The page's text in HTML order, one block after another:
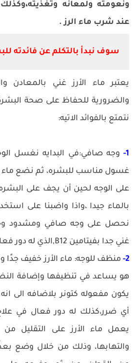
ونعومته ولمعانه
عند شرب ماء الرز .
سوف نبدأ بالتكلم عن فائدته
يعتبر ماء الأرز غني بالمعادن
والضرورية للحفاظ على صحة
نتمتع بالفوائد الاتيه:
1-
وجه صافي:في البدايه نغسل
غسول مناسب للبشره، ثم نضع ماء
على الوجه لحين أن يجف على
بالماء جيدا ،واذا واضبنا على
نحصل على وجه صافي ومشدود
غني جدا بفيتامين B12,الذي له دور فعال للبشره.
2- منظف للوجه: ماء الأرز خفيف جدًا
هو يساعد في تنظيفها وإضافة
يكون مفعوله كتونر بلاضافه الى
أي ضرر،كذلك له دور فعال في
يعمل ماء الأرز على التقليل
والتهابها، وذلك من خلال وضع